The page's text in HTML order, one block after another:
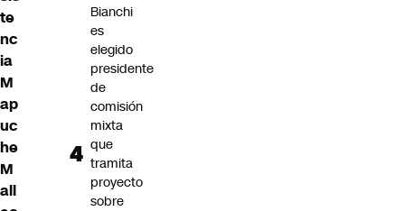
te
nc
ia
M
ap
uc
he
M
all
Bianchi
es
elegido
presidente
de
comisión
mixta
que
tramita
proyecto
sobre